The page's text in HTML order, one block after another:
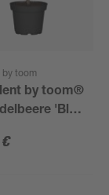
by toom
by toom®
'Blue
cm Topf
€